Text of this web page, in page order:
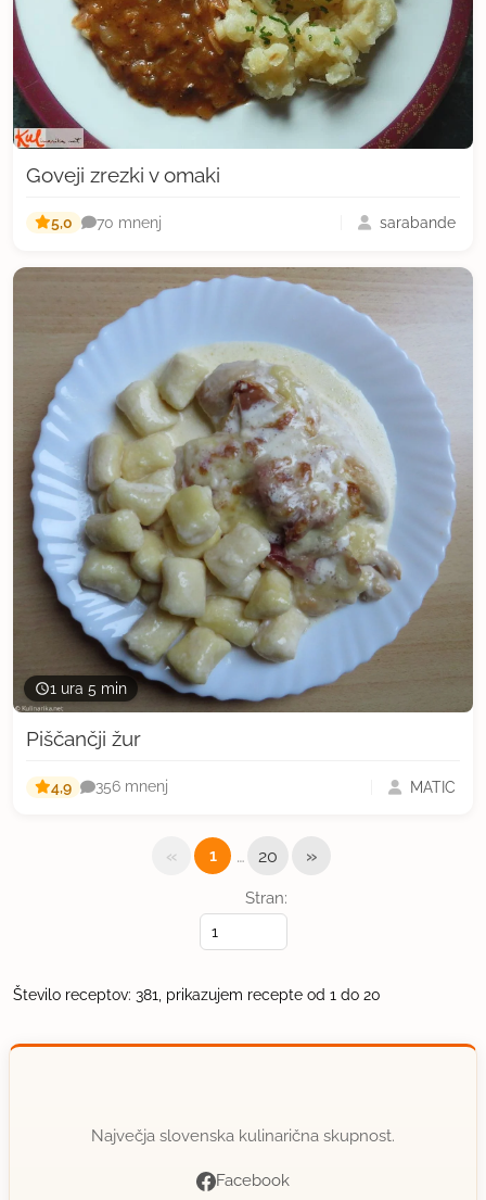
Goveji zrezki v omaki
5,0 70 mnenj sarabande
1 ura 5 min
Piščančji žur
4,9 356 mnenj MATIC
Stran:
« 1 … 20 »
Število receptov: 381, prikazujem recepte od 1 do 20
Največja slovenska kulinarična skupnost.
Facebook